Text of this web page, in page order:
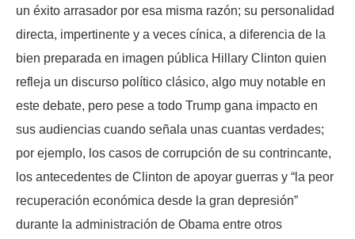
un éxito arrasador por esa misma razón; su personalidad
directa, impertinente y a veces cínica, a diferencia de la
bien preparada en imagen pública Hillary Clinton quien
refleja un discurso político clásico, algo muy notable en
este debate, pero pese a todo Trump gana impacto en
sus audiencias cuando señala unas cuantas verdades;
por ejemplo, los casos de corrupción de su contrincante,
los antecedentes de Clinton de apoyar guerras y “la peor
recuperación económica desde la gran depresión”
durante la administración de Obama entre otros